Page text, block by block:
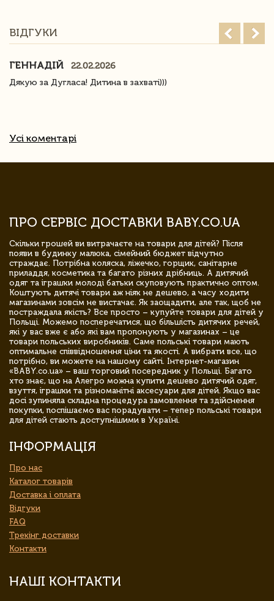
ВІДГУКИ
ГЕННАДІЙ
22.02.2026
Дякую за Дугласа! Дитина в захваті)))
Усі коментарі
ПРО СЕРВІС ДОСТАВКИ BABY.CO.UA
Скільки грошей ви витрачаєте на товари для дітей? Після
появи в будинку малюка, сімейний бюджет відчутно
страждає. Потрібна коляска, ліжечко, горщик, санітарне
приладдя, косметика та багато різних дрібниць. А дитячий
одяг та іграшки молоді батьки скуповують практично оптом.
Коштують дитячі товари аж ніяк не дешево, а часу ходити
магазинами зовсім не вистачає. Як заощадити, але так, щоб не
постраждала якість? Все просто – купуйте товари для дітей у
Польщі. Можемо посперечатися, що більшість дитячих речей,
які у вас вже є або які вам пропонують у магазинах – це
товари польських виробників. Саме польські товари мають
оптимальне співвідношення ціни та якості. А вибрати все, що
потрібно, ви можете на нашому сайті. Інтернет-магазин
«BABY.co.ua» – ваш торговий посередник у Польщі. Багато
хто знає, що на Алегро можна купити дешево дитячий одяг,
взуття, іграшки та різноманітні аксесуари для дітей. Якщо вас
досі зупиняла складна процедура замовлення та здійснення
покупки, поспішаємо вас порадувати – тепер польські товари
для дітей стають доступнішими в Україні.
ІНФОРМАЦІЯ
Про нас
Каталог товарів
Доставка і оплата
Відгуки
FAQ
Трекінг доставки
Контакти
НАШІ КОНТАКТИ